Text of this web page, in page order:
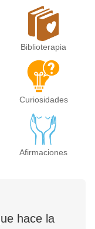
Biblioterapia
Curiosidades
Afirmaciones
hace la